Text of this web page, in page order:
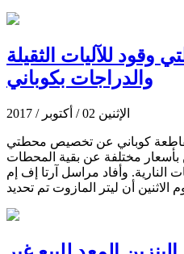
للآليات الثقيلة
والدراجات بكوباني
الإثنين 02 / أكتوبر / 2017
كوباني عن تخصيص محطتي
بأسعار مختلفة عن بقية المحطات
النارية. وأفاد مراسل آرتا إف إم